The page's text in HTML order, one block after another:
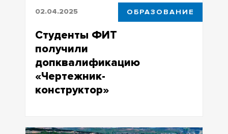
02.04.2025 ОБРАЗОВАНИЕ
Студенты ФИТ
получили
допквалификацию
«Чертежник-
конструктор»
квалификации создает новые